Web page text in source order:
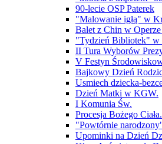
90-lecie OSP Paterek
"Malowanie igłą" w
Balet z Chin w
"Tydzień Bibliotek" w
II Tura Wyborów
V Festyn
Bajkowy Dzień
Usmiech dziecka-
Dzień Matki w KGW.
I Komunia Św.
Procesja Bożego Ciała.
"Powtórnie
Upominki na Dzień